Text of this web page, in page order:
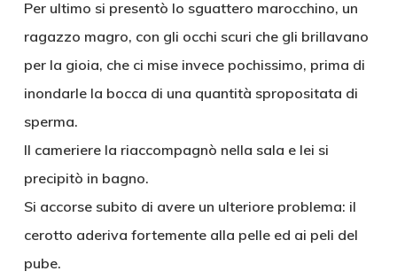
Per ultimo si presentò lo sguattero marocchino, un
ragazzo magro, con gli occhi scuri che gli brillavano
per la gioia, che ci mise invece pochissimo, prima di
inondarle la bocca di una quantità spropositata di
sperma.
Il cameriere la riaccompagnò nella sala e lei si
precipitò in bagno.
Si accorse subito di avere un ulteriore problema: il
cerotto aderiva fortemente alla pelle ed ai peli del
pube.